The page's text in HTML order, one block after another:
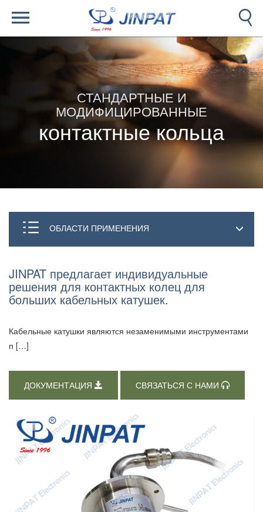
СТАНДАРТНЫЕ И
МОДИФИЦИРОВАННЫЕ
контактные кольца
ОБЛАСТИ ПРИМЕНЕНИЯ
JINPAT предлагает индивидуальные
решения для контактных колец для
больших кабельных катушек.
Кабельные катушки являются незаменимыми инструментами
п […]
ДОКУМЕНТАЦИЯ СВЯЗАТЬСЯ С НАМИ